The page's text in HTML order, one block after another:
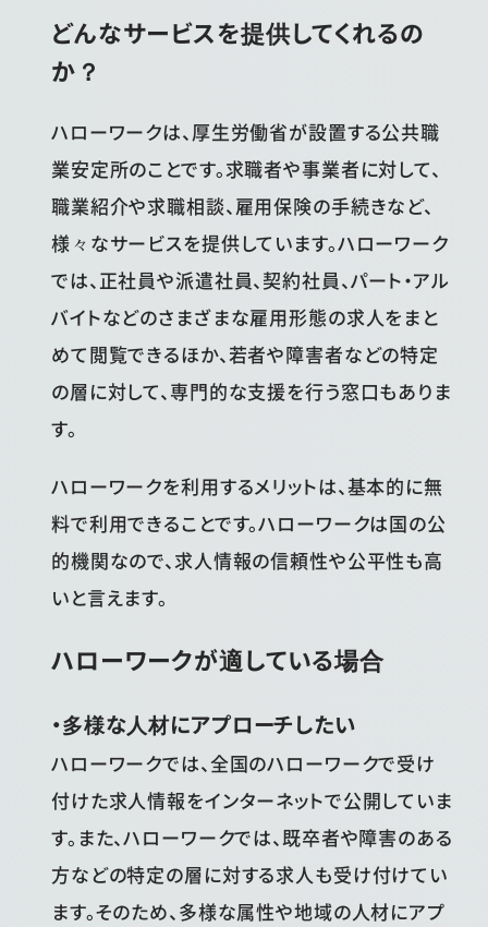
どんなサービスを提供してくれるの
か？
ハローワークは、厚生労働省が設置する公共職
業安定所のことです。求職者や事業者に対して、
職業紹介や求職相談、雇用保険の手続きなど、
様々なサービスを提供しています。ハローワーク
では、正社員や派遣社員、契約社員、パート・アル
バイトなどのさまざまな雇用形態の求人をまと
めて閲覧できるほか、若者や障害者などの特定
の層に対して、専門的な支援を行う窓口もありま
す。
ハローワークを利用するメリットは、基本的に無
料で利用できることです。ハローワークは国の公
的機関なので、求人情報の信頼性や公平性も高
いと言えます。
ハローワークが適している場合
・多様な人材にアプローチしたい
ハローワークでは、全国のハローワークで受け
付けた求人情報をインターネットで公開していま
す。また、ハローワークでは、既卒者や障害のある
方などの特定の層に対する求人も受け付けてい
ます。そのため、多様な属性や地域の人材にアプ